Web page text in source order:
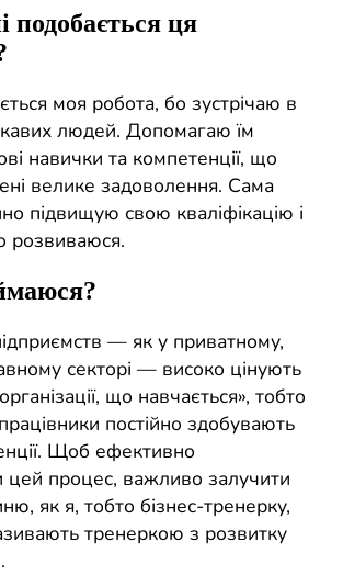
подобається ця
моя робота, бо зустрічаю в
людей. Допомагаю їм
навички та компетенції, що
велике задоволення. Сама
підвищую свою кваліфікацію і
розвиваюся.
— як у приватному,
секторі — високо цінують
що навчається», тобто
постійно здобувають
Щоб ефективно
цей процес, важливо залучити
як я, тобто бізнес-тренерку,
тренеркою з розвитку